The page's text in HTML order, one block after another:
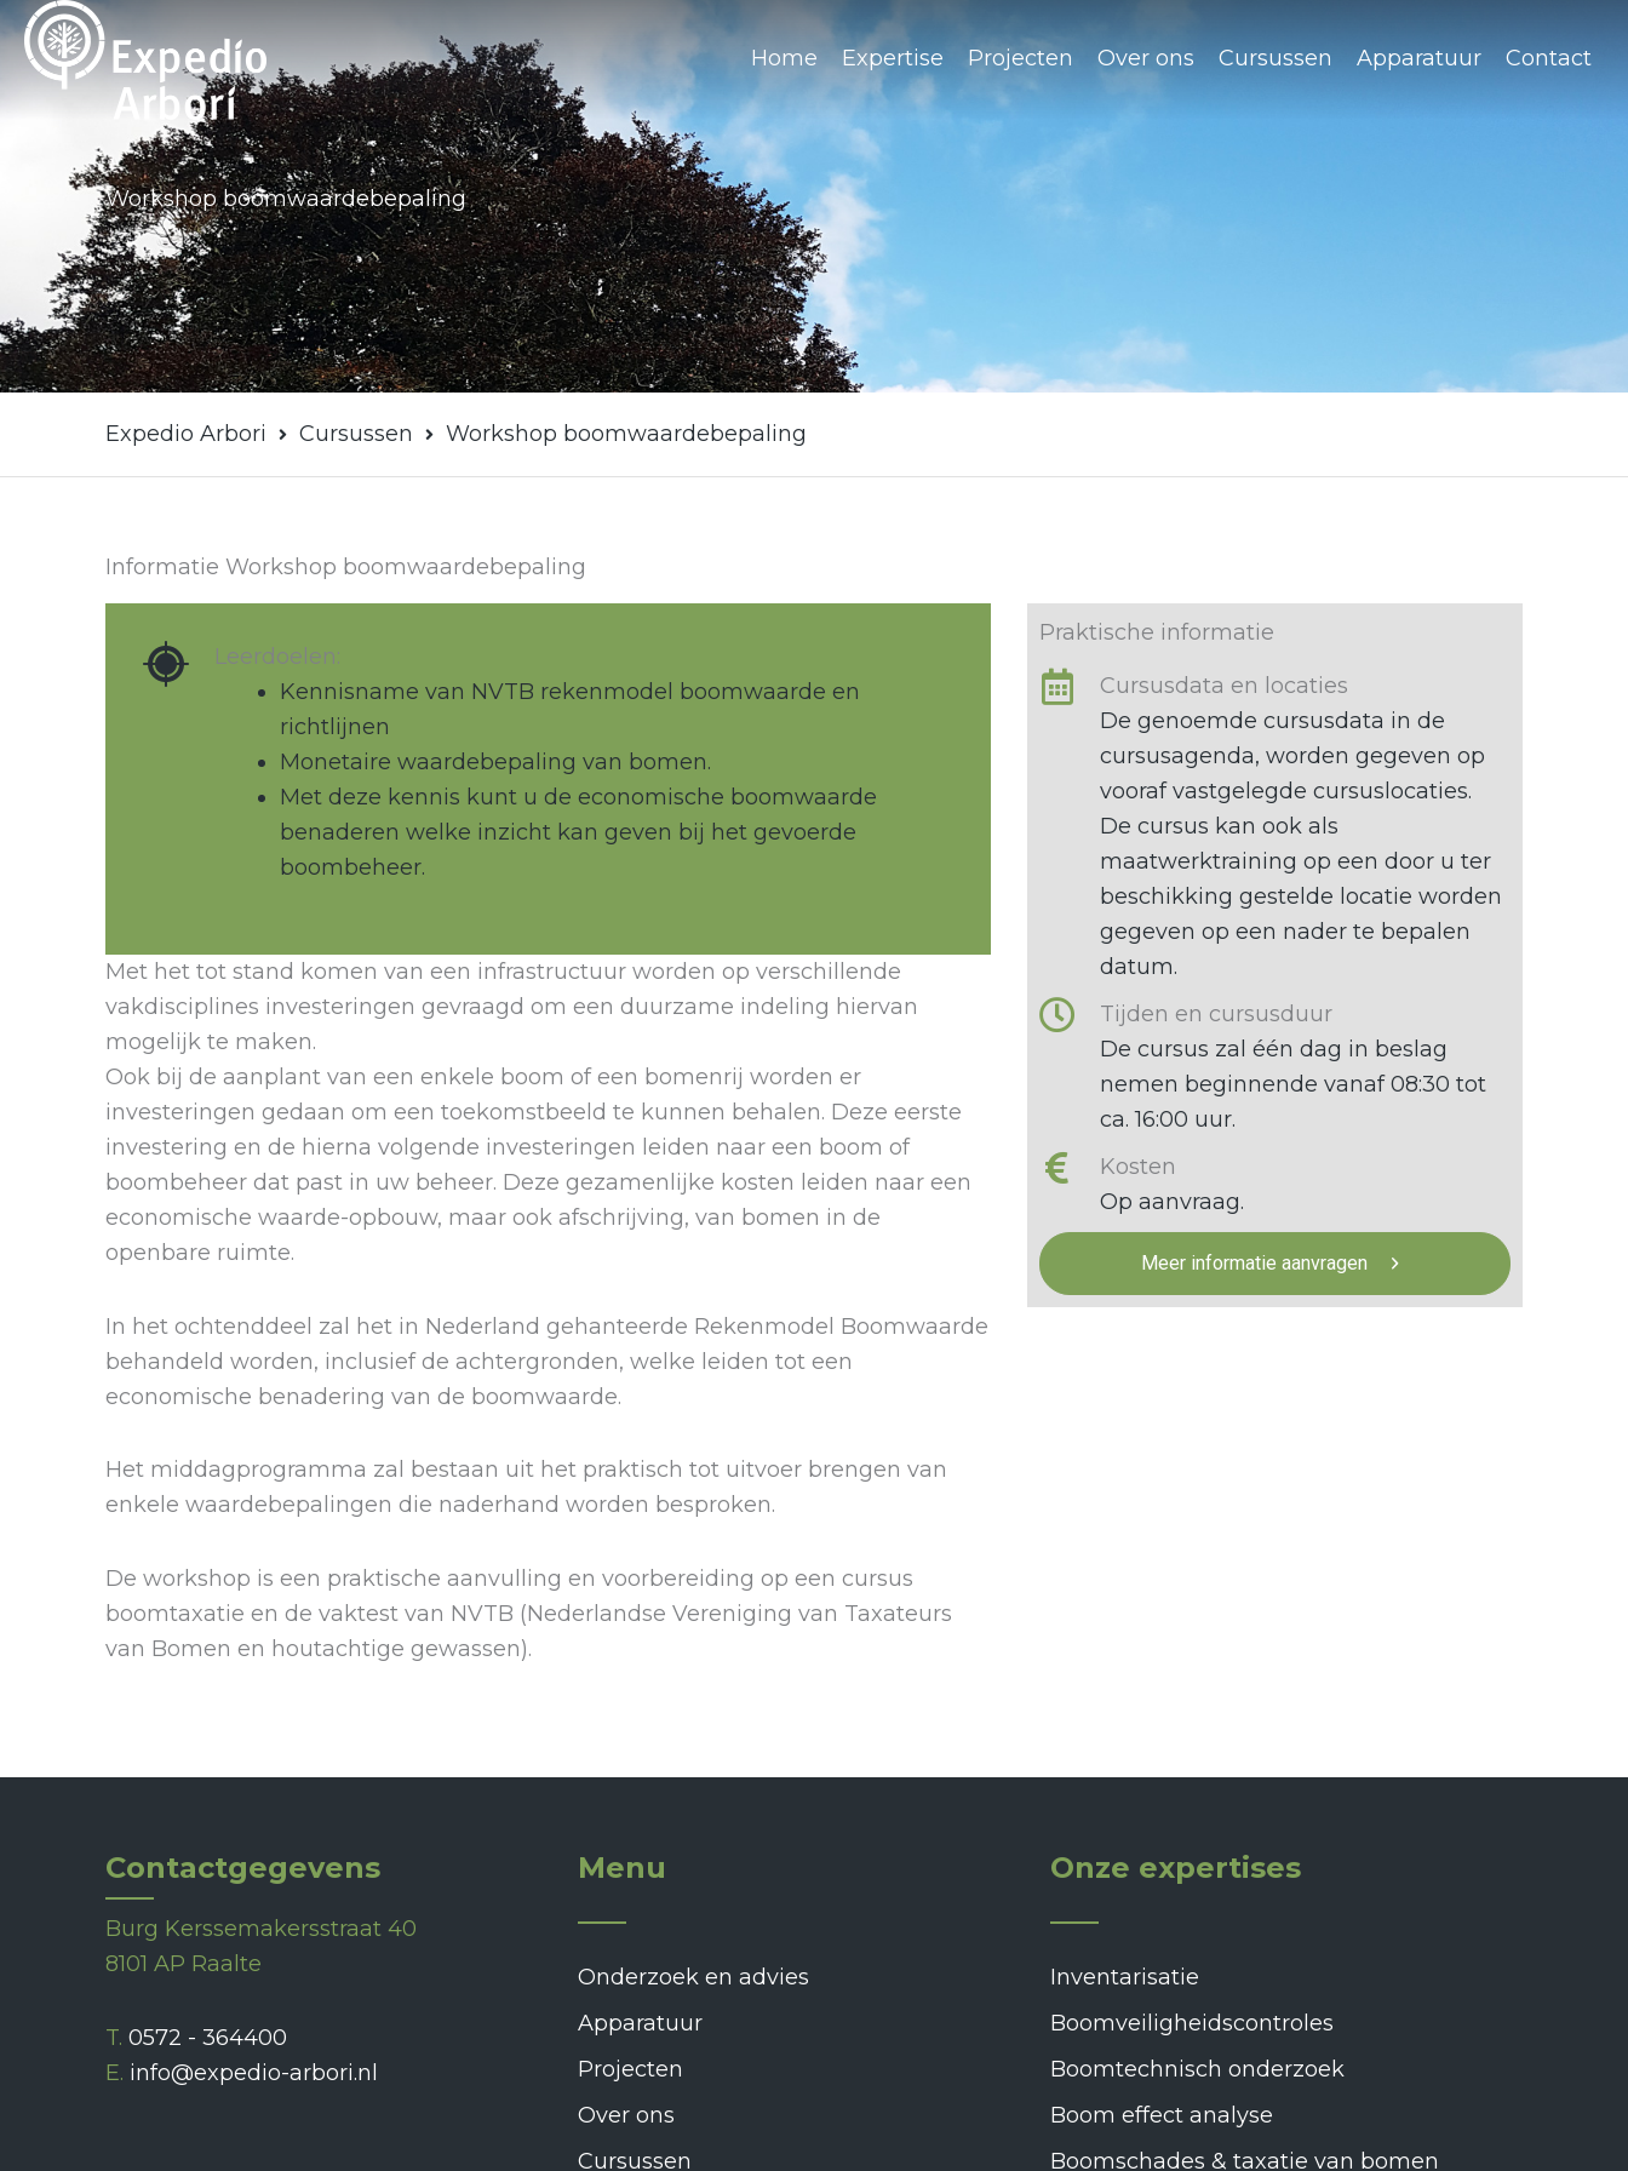
Ga
naar
Home Expertise Projecten Over ons Cursussen Apparatuur Contact
Workshop boomwaardebepaling
Expedio Arbori Cursussen Workshop boomwaardebepaling
Informatie Workshop boomwaardebepaling
Leerdoelen:
Kennisname van NVTB rekenmodel boomwaarde en
richtlijnen
Monetaire waardebepaling van bomen.
Met deze kennis kunt u de economische boomwaarde
benaderen welke inzicht kan geven bij het gevoerde
boombeheer.
Met het tot stand komen van een infrastructuur worden op verschillende
vakdisciplines investeringen gevraagd om een duurzame indeling hiervan
mogelijk te maken.
Ook bij de aanplant van een enkele boom of een bomenrij worden er
investeringen gedaan om een toekomstbeeld te kunnen behalen. Deze eerste
investering en de hierna volgende investeringen leiden naar een boom of
boombeheer dat past in uw beheer. Deze gezamenlijke kosten leiden naar een
economische waarde-opbouw, maar ook afschrijving, van bomen in de
openbare ruimte.
In het ochtenddeel zal het in Nederland gehanteerde Rekenmodel Boomwaarde
behandeld worden, inclusief de achtergronden, welke leiden tot een
economische benadering van de boomwaarde.
Het middagprogramma zal bestaan uit het praktisch tot uitvoer brengen van
enkele waardebepalingen die naderhand worden besproken.
De workshop is een praktische aanvulling en voorbereiding op een cursus
boomtaxatie en de vaktest van NVTB (Nederlandse Vereniging van Taxateurs
van Bomen en houtachtige gewassen).
Praktische informatie
Cursusdata en locaties
De genoemde cursusdata in de
cursusagenda, worden gegeven op
vooraf vastgelegde cursuslocaties.
De cursus kan ook als
maatwerktraining op een door u ter
beschikking gestelde locatie worden
gegeven op een nader te bepalen
datum.
Tijden en cursusduur
De cursus zal één dag in beslag
nemen beginnende vanaf 08:30 tot
ca. 16:00 uur.
Kosten
Op aanvraag.
Meer informatie aanvragen
Contactgegevens
Burg Kerssemakersstraat 40
8101 AP Raalte
T. 0572 - 364400
E. info@expedio-arbori.nl
Menu
Onderzoek en advies
Apparatuur
Projecten
Over ons
Cursussen
Onze expertises
Inventarisatie
Boomveiligheidscontroles
Boomtechnisch onderzoek
Boom effect analyse
Boomschades & taxatie van bomen